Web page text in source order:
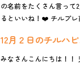
の名前をたくさん言って
るといいね！❤️ チルプレ
12月２日のチルハ
みなさんこんにちは！！